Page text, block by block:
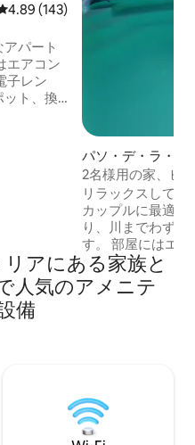
ビュー143件、5つ星中4.89つ
4.89 (143)
パート
ット、換
パソ・デ・ラ・パ
軒家
2名様用の家、ビ
リラックスして
カップルに最適な
り、川までわず
す。 部屋にはエアコンがあります。 キッ
チンは完全装備で
ーベキューセット
も備えられています。 また、ご
用意しております
アにある家族と
人気のアメニテ
備